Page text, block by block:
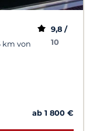
km von
9,8 /
10
ab 1 800 €